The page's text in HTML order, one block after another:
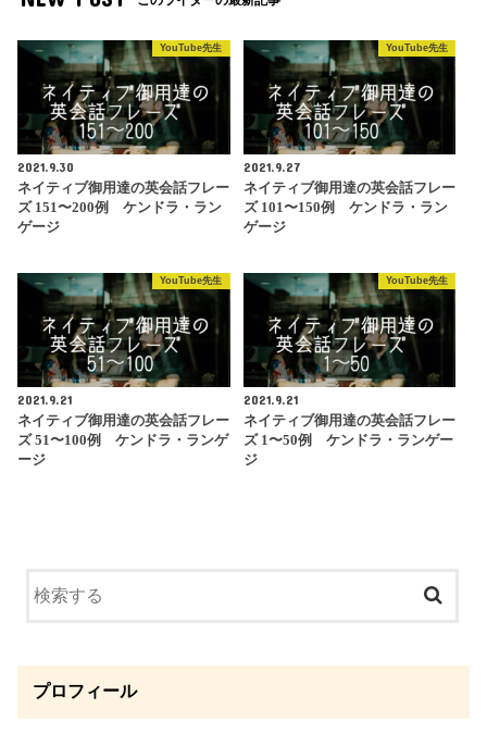
YouTube先生
2021.9.30
ネイティブ御用達の英会話フレー
ズ 151〜200例 ケンドラ・ラン
ゲージ
YouTube先生
2021.9.27
ネイティブ御用達の英会話フレー
ズ 101〜150例 ケンドラ・ラン
ゲージ
YouTube先生
2021.9.21
ネイティブ御用達の英会話フレー
ズ 51〜100例 ケンドラ・ランゲ
ージ
YouTube先生
2021.9.21
ネイティブ御用達の英会話フレー
ズ 1〜50例 ケンドラ・ランゲー
ジ
プロフィール